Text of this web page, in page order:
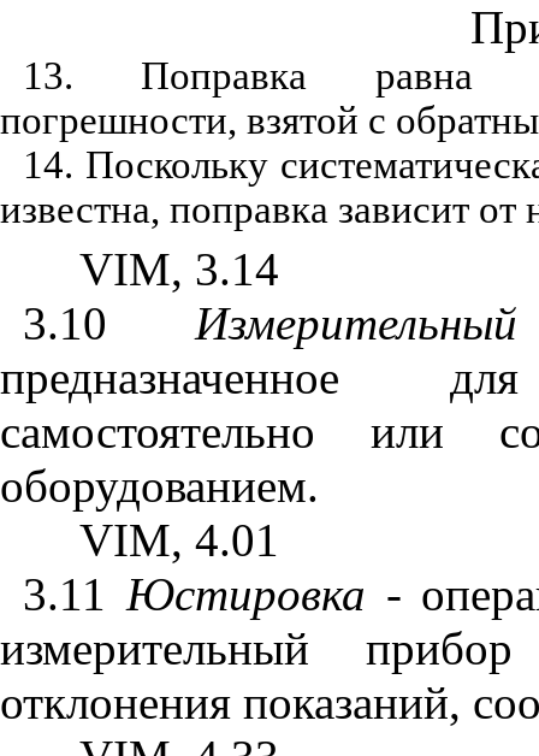
13.
Поправка равна
погрешности, взятой с
14. Поскольку
известна, поправка зависит от
VIM, 3.14
3.10Измерительный
предназначенное
самостоятельно или
оборудованием.
VIM, 4.01
3.11 Юстировка -
измерительный
отклонения показаний,